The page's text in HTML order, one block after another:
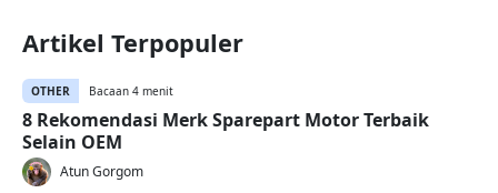
Artikel Terpopuler
OTHER Bacaan 4 menit
8 Rekomendasi Merk Sparepart Motor Terbaik
Selain OEM
Atun Gorgom